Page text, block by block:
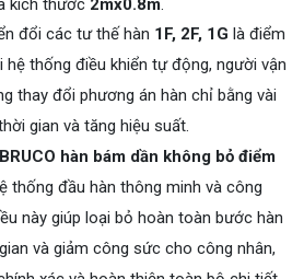
đổi các tư thế hàn 1F, 2F, 1G là điểm
hệ thống điều khiển tự động, người vận
thay đổi phương án hàn chỉ bằng vài
gian và tăng hiệu suất.
hàn bám dần không bỏ điểm
thống đầu hàn thông minh và công
này giúp loại bỏ hoàn toàn bước hàn
và giảm công sức cho công nhân,